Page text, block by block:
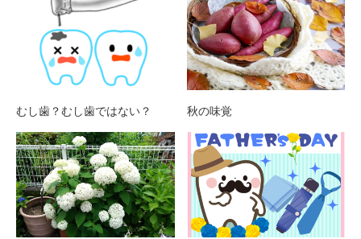
むし歯？むし歯ではない？ 秋の味覚